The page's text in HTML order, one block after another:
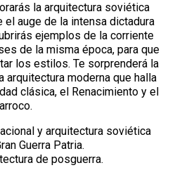
la arquitectura soviética
el auge de la intensa dictadura
ejemplos de la corriente
de la misma época, para que
los estilos. Te sorprenderá la
arquitectura moderna que halla
clásica, el Renacimiento y el
y arquitectura soviética
Guerra Patria.
de posguerra.